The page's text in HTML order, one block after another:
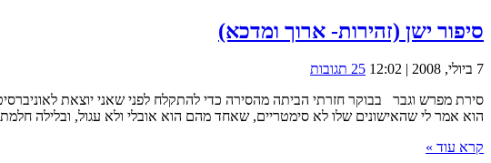
סיפור ישן (זהירות- ארוך ומדכא)
7 ביולי, 2008 | 12:02
25 תגובות
סירת מפרש וגבר בבוקר חזרתי הביתה מהסירה כדי להתקלח לפני שאני יוצאת
הוא אמר לי שהאישונים שלו לא סימטריים, שאחד מהם הוא אובלי ולא עגול, ובלילה
קרא עוד »